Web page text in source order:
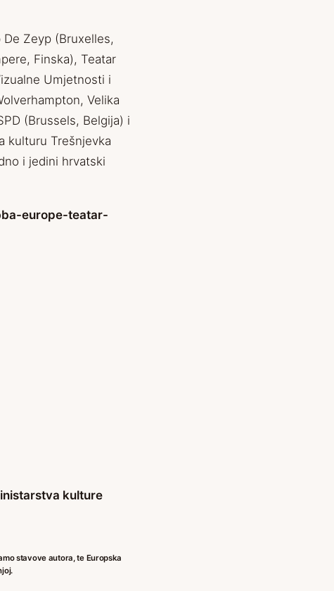
Zeyp (Bruxelles,
Finska), Teatar
Umjetnosti i
Velika
(Brussels, Belgija) i
kulturu Trešnjevka
i jedini hrvatski
europe-teatar-
kulture
stavove autora, te Europska